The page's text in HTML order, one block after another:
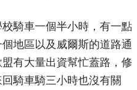
騎車一個半小時，有一點
地區以及威爾斯的道路通
有大量出資幫忙蓋路，修
騎車騎三小時也沒有關